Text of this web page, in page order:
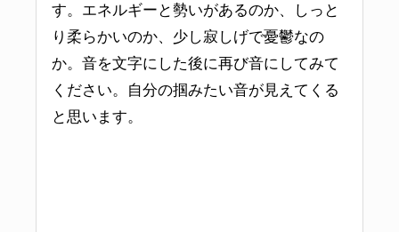
す。エネルギーと勢いがあるのか、しっと
り柔らかいのか、少し寂しげで憂鬱なの
か。音を文字にした後に再び音にしてみて
ください。自分の掴みたい音が見えてくる
と思います。